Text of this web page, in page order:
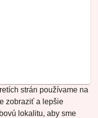
strán používame na
zobraziť a lepšie
lokalitu, aby sme